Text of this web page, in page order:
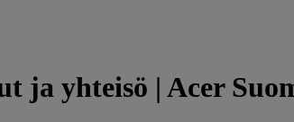
ja yhteisö | Acer